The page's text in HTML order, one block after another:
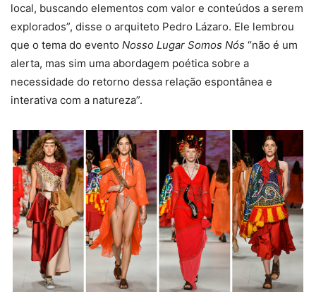
local, buscando elementos com valor e conteúdos a serem
explorados”, disse o arquiteto Pedro Lázaro. Ele lembrou
que o tema do evento Nosso Lugar Somos Nós “não é um
alerta, mas sim uma abordagem poética sobre a
necessidade do retorno dessa relação espontânea e
interativa com a natureza”.